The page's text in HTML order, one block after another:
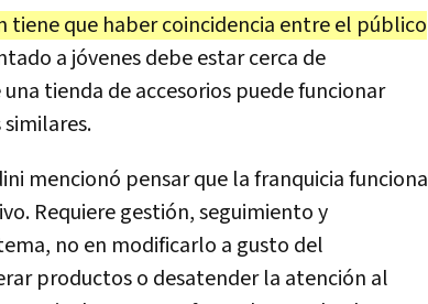
tiene que haber coincidencia entre el público
a jóvenes debe estar cerca de
tienda de accesorios puede funcionar
mencionó pensar que la franquicia funciona
Requiere gestión, seguimiento y
no en modificarlo a gusto del
productos o desatender la atención al